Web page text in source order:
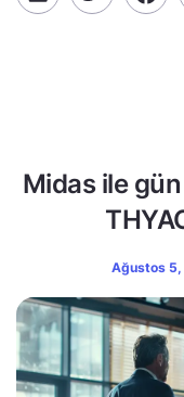
Midas ile gün
Ağustos 5,